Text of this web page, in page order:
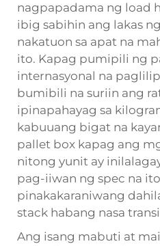
nagpapadama ng load
ibig sabihin ang lakas
nakatuon sa apat na
ito. Kapag pumipili ng
internasyonal na
bumibili na suriin ang
ipinapahayag sa
kabuuang bigat na
pallet box kapag ang
nitong yunit ay
pag-iiwan ng spec na ito
pinakakaraniwang
stack habang nasa
Ang isang mabuti at